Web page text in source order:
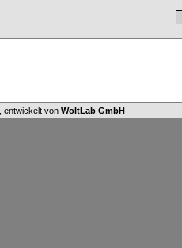
, entwickelt von WoltLab GmbH